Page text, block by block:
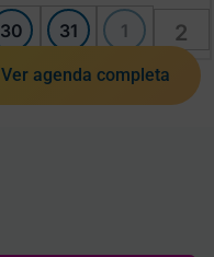
30 31 1 2
Ver agenda completa